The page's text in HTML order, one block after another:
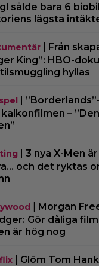
sålde bara 6
lägsta
| Från
King”: HBO-
hyllas
–
3 nya X-Men
och det ryktas
Morgan
Gör dåliga
är hög nog
| Glöm Tom